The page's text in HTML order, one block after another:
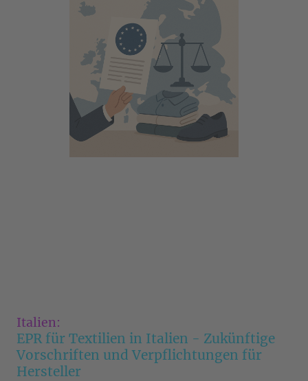
Italien:
EPR für Textilien in Italien - Zukünftige
Vorschriften und Verpflichtungen für
Hersteller